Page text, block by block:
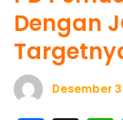
Dengan
Desember